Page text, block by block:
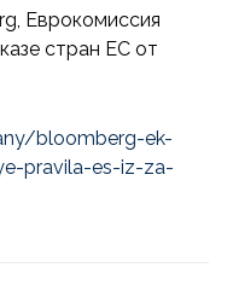
Еврокомиссия
стран ЕС от
bloomberg-ek-
pravila-es-iz-za-